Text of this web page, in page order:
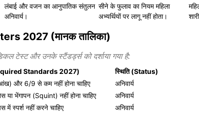
लंबाई और वजन का आनुपातिक संतुलन
अनिवार्य।
सीने के फुलाव का नियम महिला
अभ्यर्थियों पर लागू नहीं होता।
2027 (मानक तालिका)
टेस्ट और उनके स्टैंडर्ड्स को दर्शाया गया है:
Standards 2027)
स्थिति (Status)
और 6/9 से कम नहीं होना चाहिए
अनिवार्य
या भेंगापन (Squint) नहीं होना चाहिए
अनिवार्य
में स्पर्श नहीं करने चाहिए
अनिवार्य